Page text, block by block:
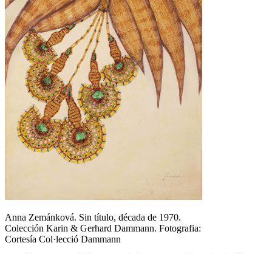
Anna Zemánková. Sin título, década de 1970.
Colección Karin & Gerhard Dammann. Fotografia:
Cortesía Col·lecció Dammann